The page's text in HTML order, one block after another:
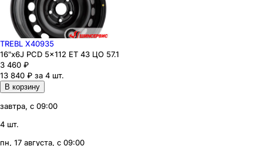
TREBL X40935
16"x6J PCD 5x112 ЕТ 43 ЦО 57.1
3 460 ₽
13 840 ₽ за 4 шт.
В корзину
завтра, с 09:00
4 шт.
пн, 17 августа, с 09:00